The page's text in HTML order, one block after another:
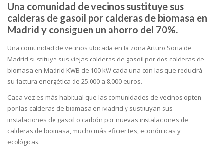
Una comunidad de vecinos sustituye sus
calderas de gasoil por calderas de biomasa en
Madrid y consiguen un ahorro del 70%.
Una comunidad de vecinos ubicada en la zona Arturo Soria de
Madrid sustituye sus viejas calderas de gasoil por dos calderas de
biomasa en Madrid KWB de 100 kW cada una con las que reducirá
su factura energética de 25.000 a 8.000 euros.
Cada vez es más habitual que las comunidades de vecinos opten
por las calderas de biomasa en Madrid y sustituyan sus
instalaciones de gasoil o carbón por nuevas instalaciones de
calderas de biomasa, mucho más eficientes, económicas y
ecológicas.